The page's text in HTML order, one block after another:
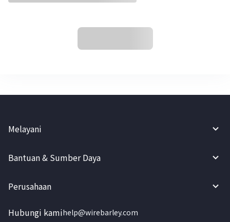
Melayani
Bantuan & Sumber Daya
Perusahaan
Hubungi kamihelp@wirebarley.com